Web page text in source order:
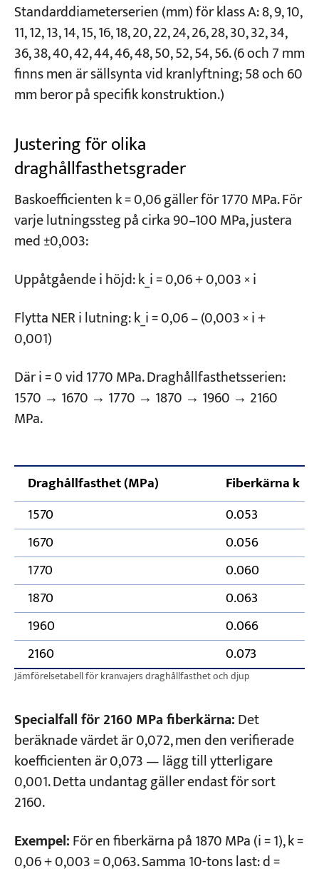
Standarddiameterserien (mm) för klass A: 8, 9, 10,
11, 12, 13, 14, 15, 16, 18, 20, 22, 24, 26, 28, 30, 32, 34,
36, 38, 40, 42, 44, 46, 48, 50, 52, 54, 56. (6 och 7 mm
finns men är sällsynta vid kranlyftning; 58 och 60
mm beror på specifik konstruktion.)
Justering för olika
draghållfasthetsgrader
Baskoefficienten k = 0,06 gäller för 1770 MPa. För
varje lutningssteg på cirka 90–100 MPa, justera
med ±0,003:
Uppåtgående i höjd: k_i = 0,06 + 0,003 × i
Flytta NER i lutning: k_i = 0,06 – (0,003 × i +
0,001)
Där i = 0 vid 1770 MPa. Draghållfasthetsserien:
1570 → 1670 → 1770 → 1870 → 1960 → 2160
MPa.
Draghållfasthet (MPa)
Fiberkärna k
1570
0.053
1670
0.056
1770
0.060
1870
0.063
1960
0.066
2160
0.073
Jämförelsetabell för kranvajers draghållfasthet och djup
Specialfall för 2160 MPa fiberkärna:Det
beräknade värdet är 0,072, men den verifierade
koefficienten är 0,073 — lägg till ytterligare
0,001. Detta undantag gäller endast för sort
2160.
Exempel:För en fiberkärna på 1870 MPa (i = 1), k =
0,06 + 0,003 = 0,063. Samma 10-tons last: d =